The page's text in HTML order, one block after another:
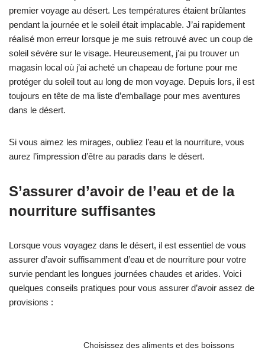
premier voyage au désert. Les températures étaient brûlantes
pendant la journée et le soleil était implacable. J’ai rapidement
réalisé mon erreur lorsque je me suis retrouvé avec un coup de
soleil sévère sur le visage. Heureusement, j’ai pu trouver un
magasin local où j’ai acheté un chapeau de fortune pour me
protéger du soleil tout au long de mon voyage. Depuis lors, il est
toujours en tête de ma liste d’emballage pour mes aventures
dans le désert.
Si vous aimez les mirages, oubliez l’eau et la nourriture, vous
aurez l’impression d’être au paradis dans le désert.
S’assurer d’avoir de l’eau et de la
nourriture suffisantes
Lorsque vous voyagez dans le désert, il est essentiel de vous
assurer d’avoir suffisamment d’eau et de nourriture pour votre
survie pendant les longues journées chaudes et arides. Voici
quelques conseils pratiques pour vous assurer d’avoir assez de
provisions :
Choisissez des aliments et des boissons